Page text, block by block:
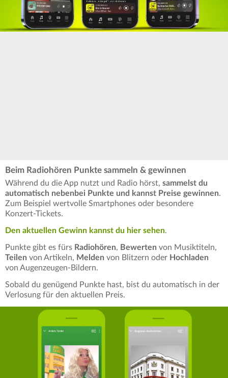
Beim Radiohören Punkte sammeln & gewinnen
Während du die App nutzt und Radio hörst, sammelst du
automatisch nebenbei Punkte und kannst Preise gewinnen.
Zum Beispiel wertvolle Smartphones oder besondere
Konzert-Tickets.
Den aktuellen Gewinn kannst du hier sehen.
Punkte gibt es fürs Radiohören, Bewerten von Musiktiteln,
Teilen von Artikeln, Melden von Blitzern oder Hochladen
von Augenzeugen-Bildern.
Sobald du genügend Punkte hast, bist du automatisch in der
Verlosung für den aktuellen Preis.